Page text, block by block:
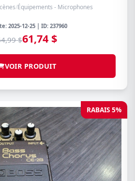
/Équipements - Microphones
2025-12-25 | ID: 237960
$61,74 $
VOIR PRODUIT
RABAIS 5%